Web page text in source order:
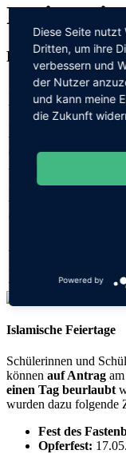
Ferien 2026/2027
26.10.2026
– 30.10.2026
23.12.2026
– 08.01.2027
05.02.2027
– 12.02.2027
25.03.2027
– 02.04.2027
– 28.05.2027
– 10.09.2027
Islamische Feiertage
Schülerinnen und
können auf Antrag
einen Tag beurlaubt
wurden dazu folgende
Fest des
Opferfest:
Diese Seite nutzt
Dritten, um ihre
verbessern und
der Nutzer
und kann meine
die Zukunft
Powered by